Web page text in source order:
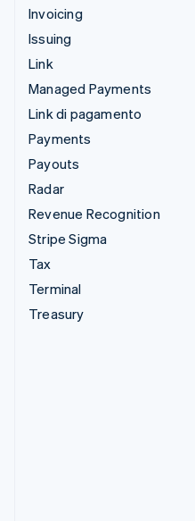
Invoicing
Issuing
Link
Managed Payments
Link di pagamento
Payments
Payouts
Radar
Revenue Recognition
Stripe Sigma
Tax
Terminal
Treasury